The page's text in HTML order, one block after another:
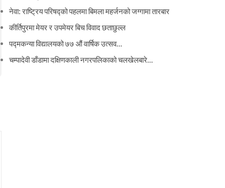
नेवा: राष्ट्रिय परिषद्को पहलमा बिमला महर्जनको जग्गामा तारबार
कीर्तिपुरमा मेयर र उपमेयर बिच विवाद छताछुल्ल
पद्मकन्या विद्यालयको ७७ औं ‌‌वार्षिक ‌उत्सव…
चम्पादेवी डाँडामा दक्षिणकाली नगरपलिकाको चलखेलबारे…